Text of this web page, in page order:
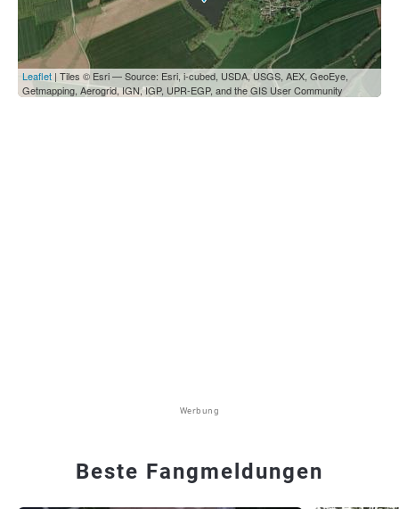
Leaflet | Tiles © Esri — Source: Esri, i-cubed, USDA, USGS, AEX, GeoEye,
Getmapping, Aerogrid, IGN, IGP, UPR-EGP, and the GIS User Community
Werbung
Beste Fangmeldungen